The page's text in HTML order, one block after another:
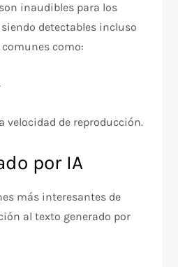
inaudibles para los
detectables incluso
comunes como:
velocidad de reproducción.
por IA
más interesantes de
al texto generado por